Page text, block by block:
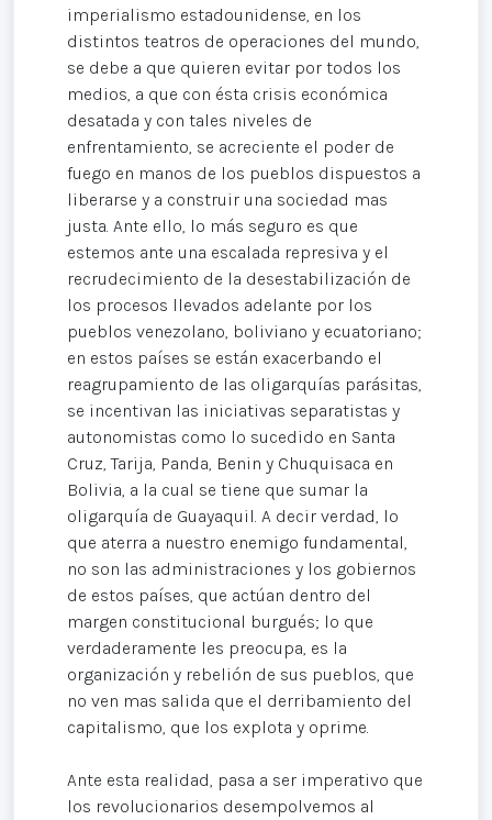
imperialismo estadounidense, en los
distintos teatros de operaciones del mundo,
se debe a que quieren evitar por todos los
medios, a que con ésta crisis económica
desatada y con tales niveles de
enfrentamiento, se acreciente el poder de
fuego en manos de los pueblos dispuestos a
liberarse y a construir una sociedad mas
justa. Ante ello, lo más seguro es que
estemos ante una escalada represiva y el
recrudecimiento de la desestabilización de
los procesos llevados adelante por los
pueblos venezolano, boliviano y ecuatoriano;
en estos países se están exacerbando el
reagrupamiento de las oligarquías parásitas,
se incentivan las iniciativas separatistas y
autonomistas como lo sucedido en Santa
Cruz, Tarija, Panda, Benin y Chuquisaca en
Bolivia, a la cual se tiene que sumar la
oligarquía de Guayaquil. A decir verdad, lo
que aterra a nuestro enemigo fundamental,
no son las administraciones y los gobiernos
de estos países, que actúan dentro del
margen constitucional burgués; lo que
verdaderamente les preocupa, es la
organización y rebelión de sus pueblos, que
no ven mas salida que el derribamiento del
capitalismo, que los explota y oprime.
Ante esta realidad, pasa a ser imperativo que
los revolucionarios desempolvemos al